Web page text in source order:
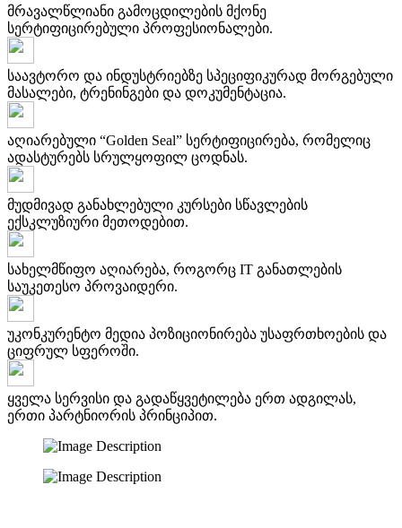
მრავალწლიანი გამოცდილების მქონე
სერტიფიცირებული პროფესიონალები.
საავტორო და ინდუსტრიებზე სპეციფიკურად მორგებული
მასალები, ტრენინგები და დოკუმენტაცია.
აღიარებული “Golden Seal” სერტიფიცირება, რომელიც
ადასტურებს სრულყოფილ ცოდნას.
მუდმივად განახლებული კურსები სწავლების
ექსკლუზიური მეთოდებით.
სახელმწიფო აღიარება, როგორც IT განათლების
საუკეთესო პროვაიდერი.
უკონკურენტო მედია პოზიციონირება უსაფრთხოების და
ციფრულ სფეროში.
ყველა სერვისი და გადაწყვეტილება ერთ ადგილას,
ერთი პარტნიორის პრინციპით.